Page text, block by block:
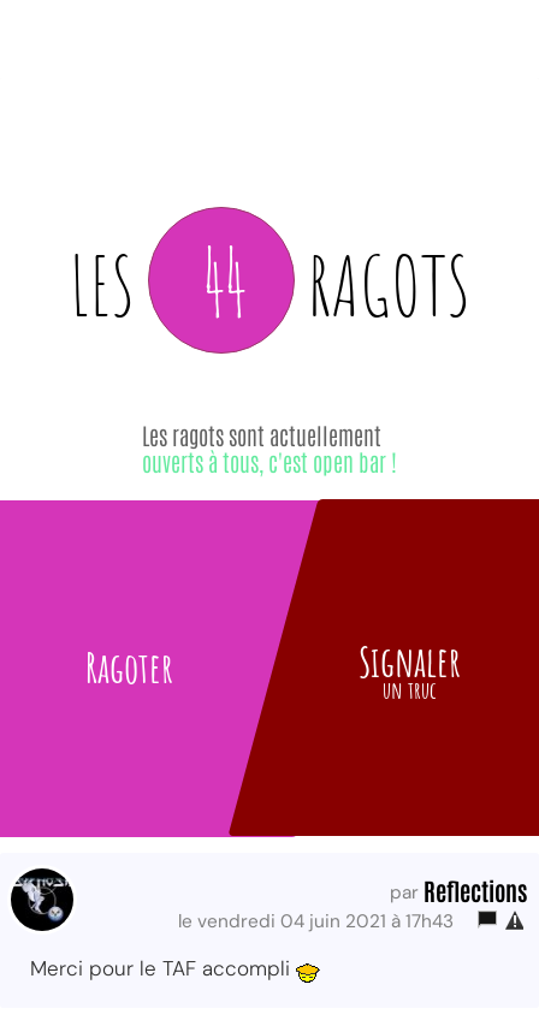
LES 44 RAGOTS
Ragoter
Les ragots sont actuellement
ouverts à tous, c'est open bar !
Signaler
un truc
par Reflections
le vendredi 04 juin 2021 à 17h43
Merci pour le TAF accompli